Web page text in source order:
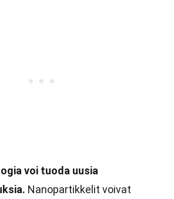
voi tuoda uusia
Nanopartikkelit voivat